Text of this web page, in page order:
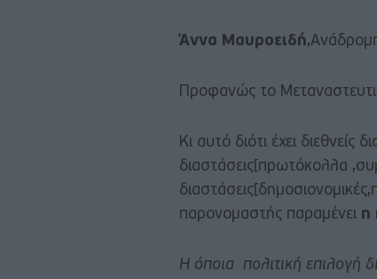
Άννα Μαυροειδή
Προφανώς το
Κι αυτό διότι έχει διεθνείς
διαστάσεις[πρωτόκολλα
παρονομαστής παραμένει η
Η όποια πολιτική επιλογή